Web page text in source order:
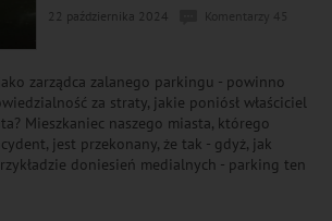
22 października 2024
zarządca zalanego parkingu - powinno
za straty, jakie poniósł właściciel
Mieszkaniec naszego miasta, którego
jest przekonany, że tak - gdyż, jak
doniesień medialnych - parking ten